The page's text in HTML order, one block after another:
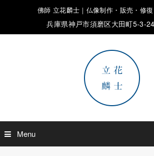
佛師 立花麟士｜仏像制作・販売・修
兵庫県神戸市須磨区大田町5-3-
Menu